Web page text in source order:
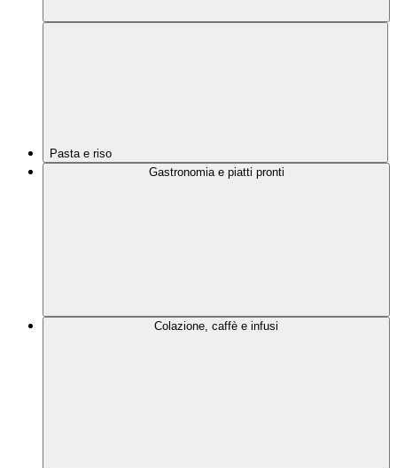
Pasta e riso
Gastronomia e piatti pronti
Colazione, caffè e infusi